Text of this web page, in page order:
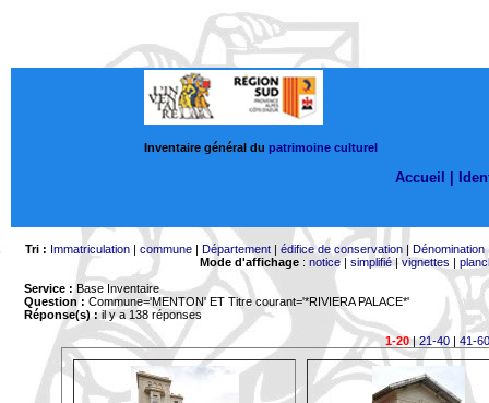
Inventaire général du patrimoine culturel
Accueil |
Tri : Immatriculation| commune| Département| édifice de conservation| Dénomination
Mode d'affichage: notice| simplifié|vignettes |
Service : Base Inventaire
Question : Commune='MENTON' ET Titre courant='*RIVIERA PALACE*'
Réponse(s) :il y a 138 réponses
1-20|21-40 | 41-60